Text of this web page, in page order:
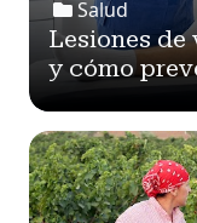
Salud
Lesiones de
y cómo